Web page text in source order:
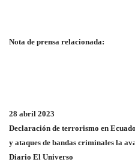
Nota de prensa relacionada:
28 abril 2023
Declaración de terrorismo en
y ataques de bandas criminales la
Diario El Universo